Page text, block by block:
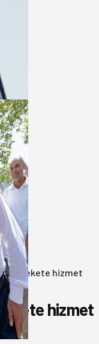
memlekete hizmet
hizmet